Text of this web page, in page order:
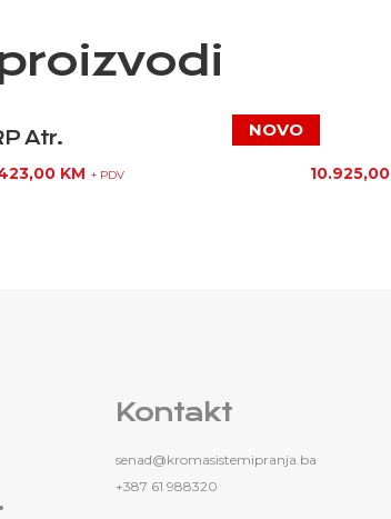
Atr.
KM + PDV 10.925,00
Kontakt
senad@kromasistemipranja.ba
+387 61 988320